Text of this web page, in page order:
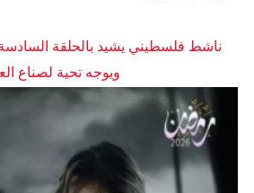
ناشط فلسطيني يشيد بالحلقة
ويوجه تحية لصناع